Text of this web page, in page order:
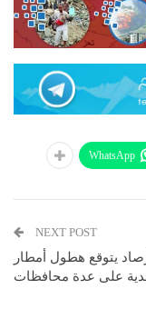
WhatsApp
NEXT POST
يتوقع هطول أمطار
على عدة محافظات